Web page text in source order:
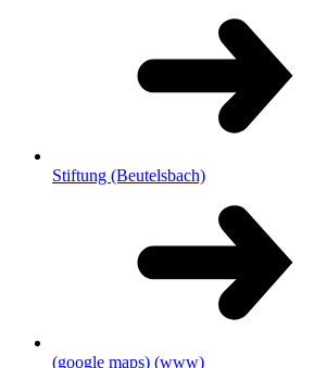
Stiftung (Beutelsbach)
(google maps) (www)